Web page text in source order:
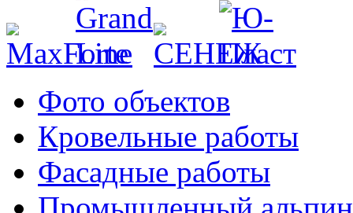
Фото объектов
Кровельные работы
Фасадные работы